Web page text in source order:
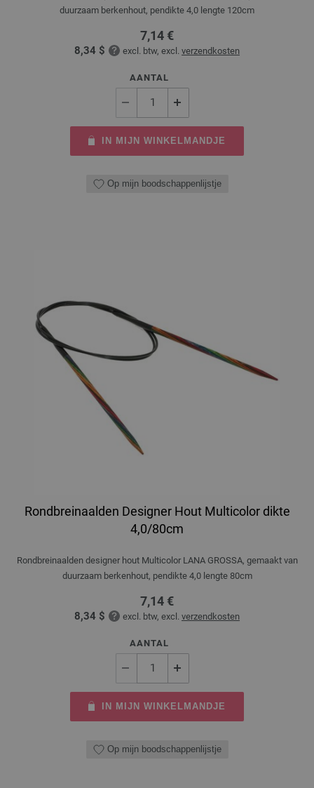
duurzaam berkenhout, pendikte 4,0 lengte 120cm
7,14 €
8,34 $ excl. btw, excl. verzendkosten
AANTAL
IN MIJN WINKELMANDJE
Op mijn boodschappenlijstje
Rondbreinaalden Designer Hout Multicolor dikte
4,0/80cm
Rondbreinaalden designer hout Multicolor LANA GROSSA, gemaakt van
duurzaam berkenhout, pendikte 4,0 lengte 80cm
7,14 €
8,34 $ excl. btw, excl. verzendkosten
AANTAL
IN MIJN WINKELMANDJE
Op mijn boodschappenlijstje